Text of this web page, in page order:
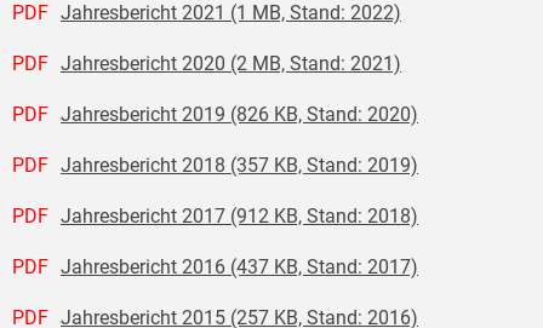
PDF Jahresbericht 2021 (1 MB, Stand: 2022)
PDF Jahresbericht 2020 (2 MB, Stand: 2021)
PDF Jahresbericht 2019 (826 KB, Stand: 2020)
PDF Jahresbericht 2018 (357 KB, Stand: 2019)
PDF Jahresbericht 2017 (912 KB, Stand: 2018)
PDF Jahresbericht 2016 (437 KB, Stand: 2017)
PDF Jahresbericht 2015 (257 KB, Stand: 2016)